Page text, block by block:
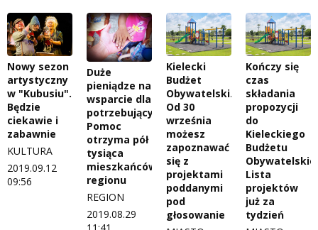
Nowy sezon
artystyczny
w "Kubusiu".
Będzie
ciekawie i
zabawnie
KULTURA
2019.09.12
09:56
Duże
pieniądze na
wsparcie dla
potrzebujących.
Pomoc
otrzyma pół
tysiąca
mieszkańców
regionu
REGION
2019.08.29
Kielecki
Budżet
Obywatelski.
Od 30
września
możesz
zapoznawać
się z
projektami
poddanymi
pod
głosowanie
Kończy się
czas
składania
propozycji
do
Kieleckiego
Budżetu
Lista
projektów
już za
tydzień